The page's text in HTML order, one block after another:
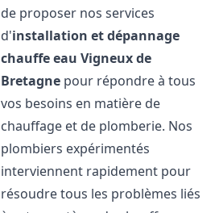
de proposer nos services
d'installation et dépannage
chauffe eau Vigneux de
Bretagne pour répondre à tous
vos besoins en matière de
chauffage et de plomberie. Nos
plombiers expérimentés
interviennent rapidement pour
résoudre tous les problèmes liés